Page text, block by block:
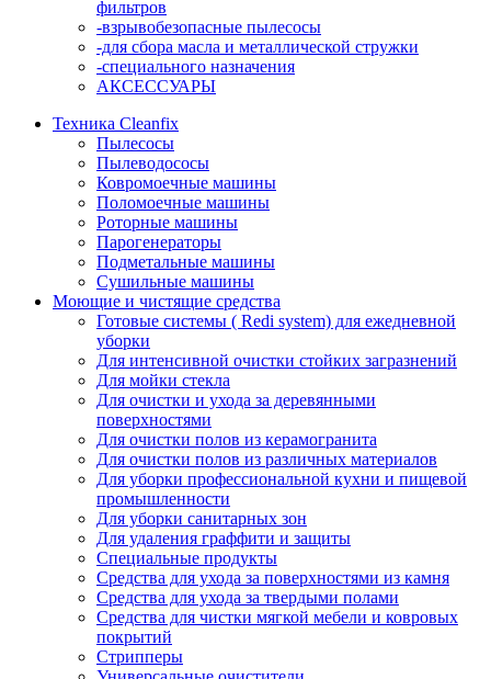
фильтров
-взрывобезопасные пылесосы
-для сбора масла и металлической стружки
-специального назначения
АКСЕССУАРЫ
Техника Cleanfix
Пылесосы
Пылеводососы
Ковромоечные машины
Поломоечные машины
Роторные машины
Парогенераторы
Подметальные машины
Сушильные машины
Моющие и чистящие средства
Готовые системы ( Redi system) для ежедневной
уборки
Для интенсивной очистки стойких загразнений
Для мойки стекла
Для очистки и ухода за деревянными
поверхностями
Для очистки полов из керамогранита
Для очистки полов из различных материалов
Для уборки профессиональной кухни и пищевой
промышленности
Для уборки санитарных зон
Для удаления граффити и защиты
Специальные продукты
Средства для ухода за поверхностями из камня
Средства для ухода за твердыми полами
Средства для чистки мягкой мебели и ковровых
покрытий
Стрипперы